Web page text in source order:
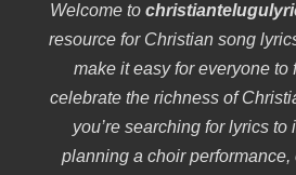
Welcome to
resource for Christian song
make it easy for everyone to
celebrate the richness of
you’re searching for lyrics to
planning a choir performance,